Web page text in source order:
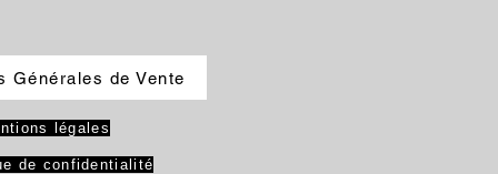
Générales de Vente
légales
de confidentialité